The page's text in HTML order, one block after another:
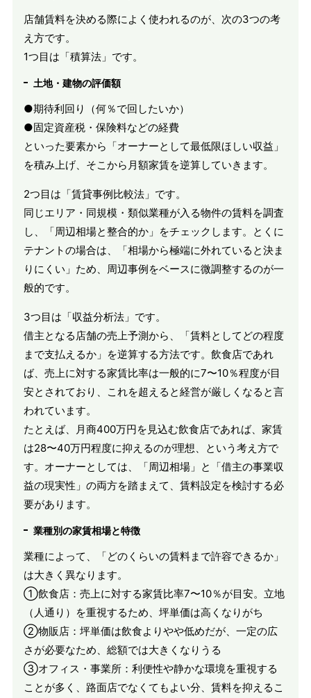
店舗賃料を決める際によく使われるのが、次の3つの考
え方です。
1つ目は「積算法」です。
土地・建物の評価額
●期待利回り（何％で回したいか）
●固定資産税・保険料などの経費
といった要素から「オーナーとして最低限ほしい収益」
を積み上げ、そこから月額家賃を逆算していきます。
2つ目は「賃貸事例比較法」です。
同じエリア・同規模・類似業種が入る物件の賃料を調査
し、「周辺相場と整合的か」をチェックします。とくに
テナントの場合は、「相場から極端に外れていると決ま
りにくい」ため、周辺事例をベースに微調整するのが一
般的です。
3つ目は「収益分析法」です。
借主となる店舗の売上予測から、「賃料としてどの程度
まで支払えるか」を逆算する方法です。飲食店であれ
ば、売上に対する家賃比率は一般的に7〜10％程度が目
安とされており、これを超えると経営が厳しくなると言
われています。
たとえば、月商400万円を見込む飲食店であれば、家賃
は28〜40万円程度に抑えるのが理想、という考え方で
す。オーナーとしては、「周辺相場」と「借主の事業収
益の現実性」の両方を踏まえて、賃料設定を検討する必
要があります。
業種別の家賃相場と特徴
業種によって、「どのくらいの賃料まで許容できるか」
は大きく異なります。
①飲食店：売上に対する家賃比率7〜10％が目安。立地
（人通り）を重視するため、坪単価は高くなりがち
②物販店：坪単価は飲食よりやや低めだが、一定の広
さが必要なため、総額では大きくなりうる
③オフィス・事業所：利便性や静かな環境を重視する
ことが多く、路面店でなくてもよい分、賃料を抑えるこ